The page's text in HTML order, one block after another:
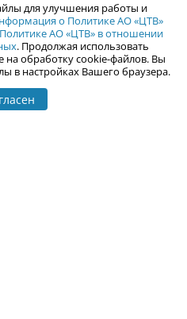
в разделе «Афиша»
использование сайта
персональных данных
для улучшения работы и
о Политике АО «ЦТВ»
АО «ЦТВ» в отношении
. Продолжая использовать
на обработку cookie-файлов. Вы
в настройках Вашего браузера.